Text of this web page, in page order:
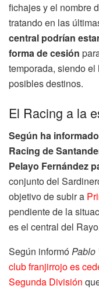
fichajes y el nombre
tratando en las
central podrían
forma de cesión
temporada, siendo el
posibles destinos.
El Racing a la
Según ha
Racing de
Pelayo Fernández
conjunto del
objetivo de subir a
pendiente de la
es el central del
Según informóPablo
club franjirrojo es
Segunda División